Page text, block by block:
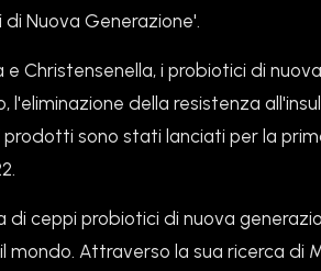
Nuova Generazione'.
Christensenella, i probiotici di
della resistenza
sono stati lanciati per la
di ceppi probiotici di nuova
Attraverso la sua ricerca di